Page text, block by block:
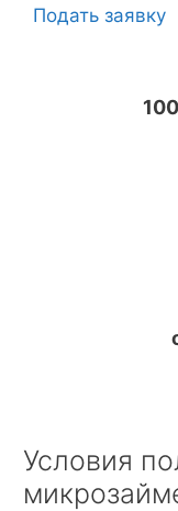
Подать заявку
Условия